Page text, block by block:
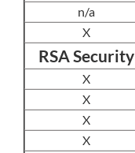
n/a
X
RSA Security
X
X
X
X